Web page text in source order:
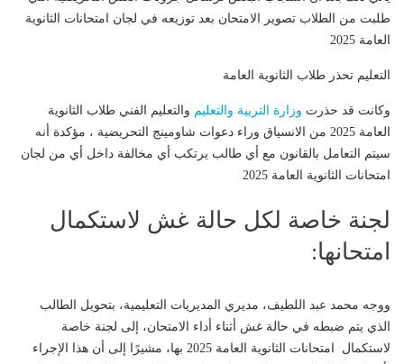
طلبت من الطلاب تصوير الامتحان بعد توزيعه في لجان امتحانات الثانوية
العامة 2025
التعليم تحذر طلاب الثانوية العامة
وكانت قد حذرت وزارة التربية والتعليم والتعليم الفني طلاب الثانوية
العامة 2025 من الانسياق وراء دعوات شاومينج التحريضية ، مؤكدة أنه
سيتم التعامل بالقانون مع أي طالب يرتكب أي مخالفة داخل أي من لجان
امتحانات الثانوية العامة 2025
لجنة خاصة لكل حالة غش لاستكمال
امتحانها:
ووجه محمد عبد اللطيف، مديري المديريات التعليمية، بتحويل الطالب
الذي يتم ضبطه في حالة غش أثناء أداء الامتحان، إلى لجنة خاصة
لاستكمال امتحانات الثانوية العامة 2025 بها، مشيرًا إلى أن هذا الإجراء